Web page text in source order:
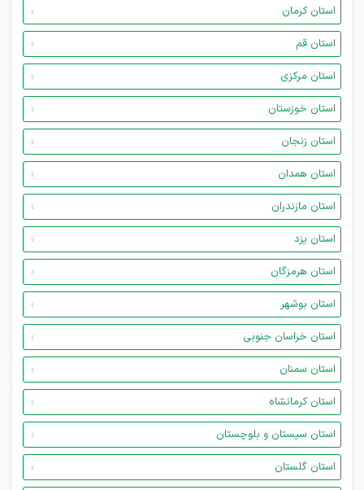
استان کرمان
استان قم
استان مرکزی
استان خوزستان
استان زنجان
استان همدان
استان مازندران
استان یزد
استان هرمزگان
استان بوشهر
استان خراسان جنوبی
استان سمنان
استان کرمانشاه
استان سیستان و بلوچستان
استان گلستان